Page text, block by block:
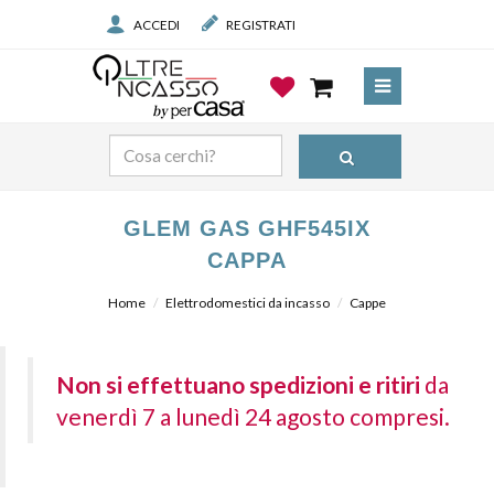
ACCEDI REGISTRATI
GLEM GAS GHF545IX
CAPPA
Home Elettrodomestici da incasso Cappe
Non si effettuano spedizioni e ritiri da
venerdì 7 a lunedì 24 agosto compresi.